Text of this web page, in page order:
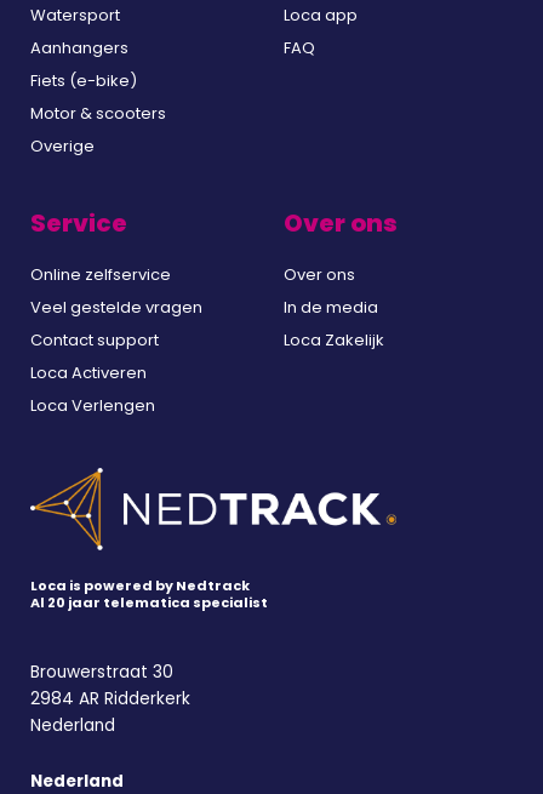
Watersport
Aanhangers
Fiets (e-bike)
Motor & scooters
Overige
Loca app
FAQ
Service
Online zelfservice
Veel gestelde vragen
Contact support
Loca Activeren
Loca Verlengen
Over ons
Over ons
In de media
Loca Zakelijk
Loca is powered by Nedtrack
Al 20 jaar telematica specialist
Brouwerstraat 30
2984 AR Ridderkerk
Nederland
Nederland